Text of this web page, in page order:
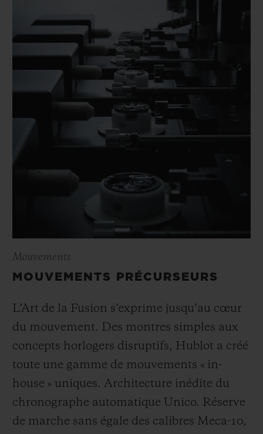
Mouvements
MOUVEMENTS PRÉCURSEURS
L’Art de la Fusion s’exprime jusqu’au cœur
du mouvement. Des montres simples aux
concepts horlogers disruptifs, Hublot a créé
toute une gamme de mouvements « in-
house » uniques. Architecture inédite du
chronographe automatique Unico. Réserve
de marche sans égale des calibres Meca-10,